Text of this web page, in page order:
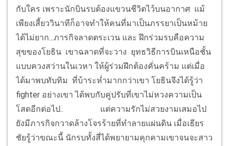
กับใคร เพราะนักบินรบต้องแขวนชีวิตไว้บนอากาศ แม้
เพียงเสี้ยววินาทีก็อาจทำให้คนที่มาเป็นภรรยาเป็นหม้าย
ได้ไม่ยาก...ภารกิจลาดตระเวน และ ฝึกร่วมรบคือความ
สุขของโยธิน เขาฉลาดที่จะวาง ยุทธวิธีการบินเหนือชั้น
แบบควงสว่านในเวหา ให้ผู้ร่วมฝึกต้องคั่นคร้าม แต่เมื่อ
ได้มาพบทับทิม ที่บ้าระห่ำมากกว่าเขา โยธินจึงได้รู้ว่า
fighter อย่างเขา ได้พบกับคู่ปรับที่เขาไม่หวงความเป็น
โสดอีกต่อไป..
แต่ความรักไม่สวยงามเสมอไป
ยังมีภารกิจกวาดล้างโจรร้ายที่ทำลายแผ่นดิน เมื่อเธียร
ชัยรู้ว่าขณะนี้ นักรบทั้งสี่ได้พยายามคุกคามเขาจนจะสาว